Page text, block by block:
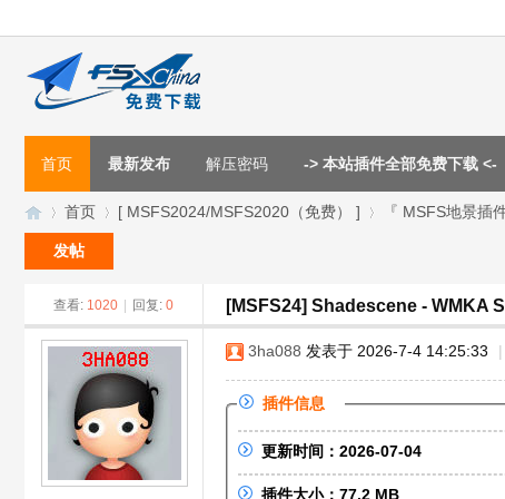
首页 最新发布 解压密码 -> 本站插件全部免费下载 <-
首页
›
[ MSFS2024/MSFS2020（免费） ]
›
『 MSFS地景插件
发帖
查看: 1020 回复: 0 [MSFS24] Shadescene - WMKA
3ha088 发表于 2026-7-4 14:25:33 |
插件信息
更新时间：2026-07-04
插件大小：77.2 MB